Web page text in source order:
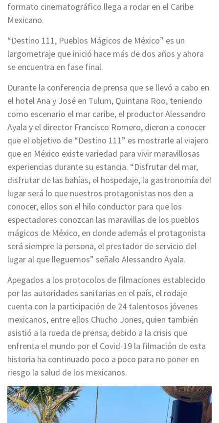
formato cinematográfico llega a rodar en el Caribe
Mexicano.
“Destino 111, Pueblos Mágicos de México” es un
largometraje que inició hace más de dos años y ahora
se encuentra en fase final.
Durante la conferencia de prensa que se llevó a cabo en
el hotel Ana y José en Tulum, Quintana Roo, teniendo
como escenario el mar caribe, el productor Alessandro
Ayala y el director Francisco Romero, dieron a conocer
que el objetivo de “Destino 111” es mostrarle al viajero
que en México existe variedad para vivir maravillosas
experiencias durante su estancia. “Disfrutar del mar,
disfrutar de las bahías, el hospedaje, la gastronomía del
lugar será lo que nuestros protagonistas nos den a
conocer, ellos son el hilo conductor para que los
espectadores conozcan las maravillas de los pueblos
mágicos de México, en donde además el protagonista
será siempre la persona, el prestador de servicio del
lugar al que lleguemos” señalo Alessandro Ayala.
Apegados a los protocolos de filmaciones establecido
por las autoridades sanitarias en el país, el rodaje
cuenta con la participación de 24 talentosos jóvenes
mexicanos, entre ellos Chucho Jones, quien también
asistió a la rueda de prensa; debido a la crisis que
enfrenta el mundo por el Covid-19 la filmación de esta
historia ha continuado poco a poco para no poner en
riesgo la salud de los mexicanos.